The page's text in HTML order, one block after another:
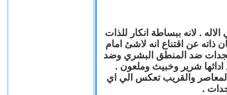
. لانه ببساطة انكار للذات
ذاته عن اقتناع انه لاشئ امام
ضد المنطق البشري وضد
ادائها شرير وخبيث وملعون .
المعاصر والقريب تعكس الي اي
.